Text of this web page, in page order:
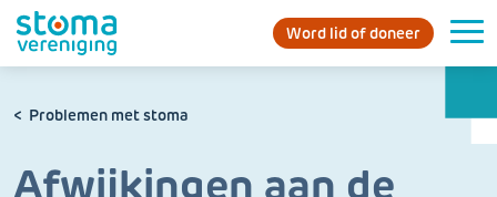
Word lid of doneer
Problemen met stoma
Afwijkingen aan de